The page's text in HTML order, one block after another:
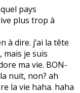
pays
plus trop à
à dire. j’ai la tête
mais je suis
ma vie. BON-
nuit, non? ah
la vie haha. haha